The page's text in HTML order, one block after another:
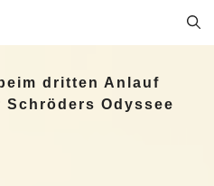
dritten Anlauf
Schröders Odyssee